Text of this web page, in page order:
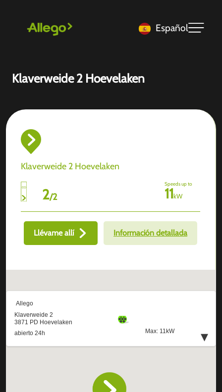
Español
Klaverweide 2 Hoevelaken
Klaverweide 2 Hoevelaken
2/2
Speeds up to
11kW
Llévame allí Información detallada